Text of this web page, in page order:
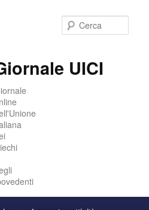
UICI